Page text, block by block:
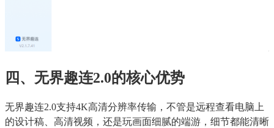
四、无界趣连2.0的核心优势
无界趣连2.0支持4K高清分辨率传输，不管是远程查看电脑上
的设计稿、高清视频，还是玩画面细腻的端游，细节都能清晰